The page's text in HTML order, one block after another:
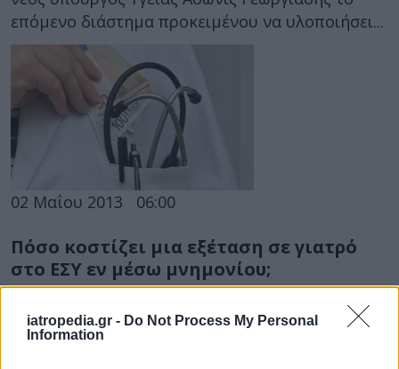
iatropedia.gr - Do Not Process My Personal
Information
επόμενο διάστημα προκειμένου να υλοποιήσει...
02 Μαΐου 2013 06:00
Πόσο κοστίζει μια εξέταση σε γιατρό
στο ΕΣΥ εν μέσω μνημονίου;
Άρδην έχει αλλάξει το ιατρικό τοπίο στο ΕΣΥ
στην εποχή του μνημονίου καθώς οι ασθενείς